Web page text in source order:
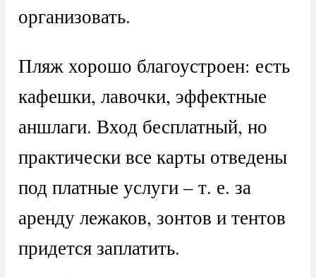
организовать.
Пляж хорошо благоустроен: есть
кафешки, лавочки, эффектные
аншлаги. Вход бесплатный, но
практически все карты отведены
под платные услуги – т. е. за
аренду лежаков, зонтов и тентов
придется заплатить.